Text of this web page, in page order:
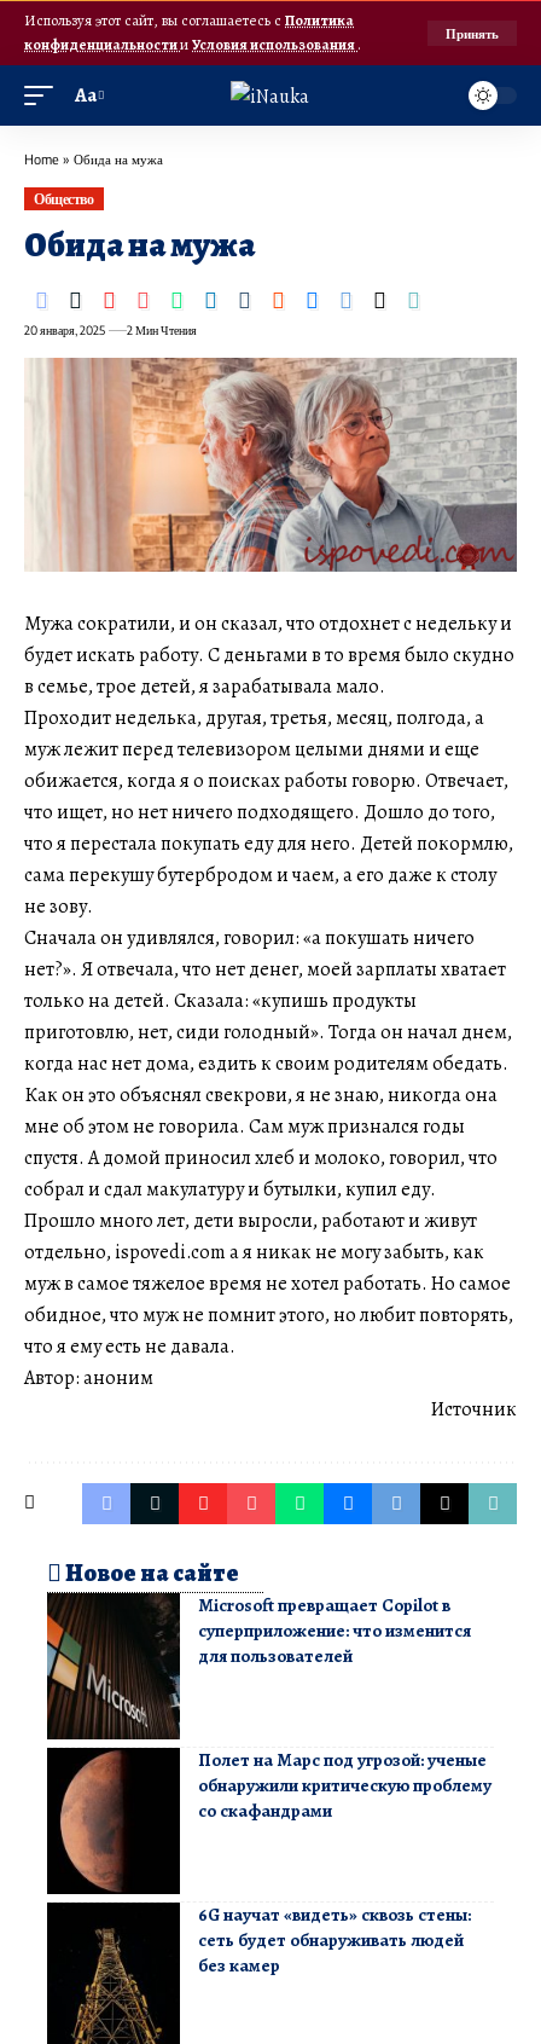
Используя этот сайт, вы соглашаетесь с Политика
конфиденциальностииУсловия использования.
Принять
Аа
Home » Обида на мужа
Общество
Обида на мужа
20 января, 2025 2 Мин Чтения
Мужа сократили, и он сказал, что отдохнет с недельку и
будет искать работу. С деньгами в то время было скудно
в семье, трое детей, я зарабатывала мало.
Проходит неделька, другая, третья, месяц, полгода, а
муж лежит перед телевизором целыми днями и еще
обижается, когда я о поисках работы говорю. Отвечает,
что ищет, но нет ничего подходящего. Дошло до того,
что я перестала покупать еду для него. Детей покормлю,
сама перекушу бутербродом и чаем, а его даже к столу
не зову.
Сначала он удивлялся, говорил: «а покушать ничего
нет?». Я отвечала, что нет денег, моей зарплаты хватает
только на детей. Сказала: «купишь продукты
приготовлю, нет, сиди голодный». Тогда он начал днем,
когда нас нет дома, ездить к своим родителям обедать.
Как он это объяснял свекрови, я не знаю, никогда она
мне об этом не говорила. Сам муж признался годы
спустя. А домой приносил хлеб и молоко, говорил, что
собрал и сдал макулатуру и бутылки, купил еду.
Прошло много лет, дети выросли, работают и живут
отдельно, ispovedi.com а я никак не могу забыть, как
муж в самое тяжелое время не хотел работать. Но самое
обидное, что муж не помнит этого, но любит повторять,
что я ему есть не давала.
Автор: аноним
Источник
Новое на сайте
Microsoft превращает Copilot в
суперприложение: что изменится
для пользователей
Полет на Марс под угрозой: ученые
обнаружили критическую проблему
со скафандрами
6G научат «видеть» сквозь стены:
сеть будет обнаруживать людей
без камер